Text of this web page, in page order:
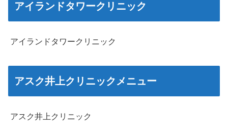
アイランドタワークリニック
アイランドタワークリニック
アスク井上クリニックメニュー
アスク井上クリニック